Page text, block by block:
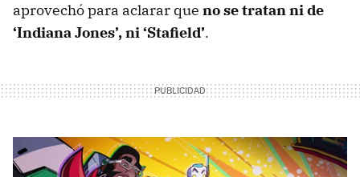
aprovechó para aclarar que no se tratan ni de
‘Indiana Jones’, ni ‘Stafield’.